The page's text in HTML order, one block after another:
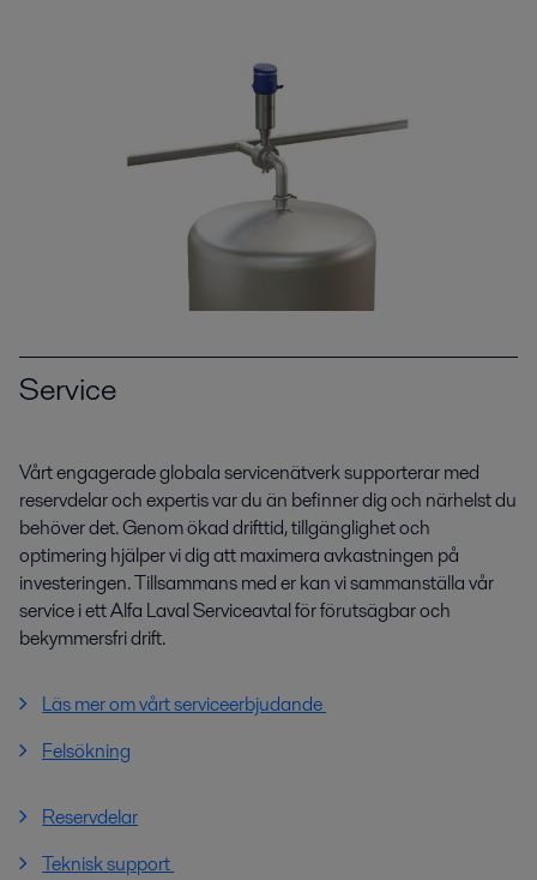
Service
Vårt engagerade globala servicenätverk supporterar med
reservdelar och expertis var du än befinner dig och närhelst du
behöver det. Genom ökad drifttid, tillgänglighet och
optimering hjälper vi dig att maximera avkastningen på
investeringen. Tillsammans med er kan vi sammanställa vår
service i ett Alfa Laval Serviceavtal för förutsägbar och
bekymmersfri drift.
Läs mer om vårt serviceerbjudande
Felsökning
Reservdelar
Teknisk support